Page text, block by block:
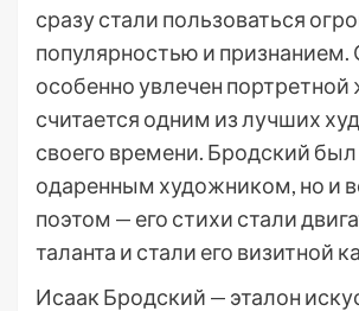
сразу стали пользоваться
популярностью и признанием.
особенно увлечен
считается одним из лучших
своего времени. Бродский был
одаренным художником, но и
поэтом — его стихи стали
таланта и стали его визитной
Исаак Бродский — эталон